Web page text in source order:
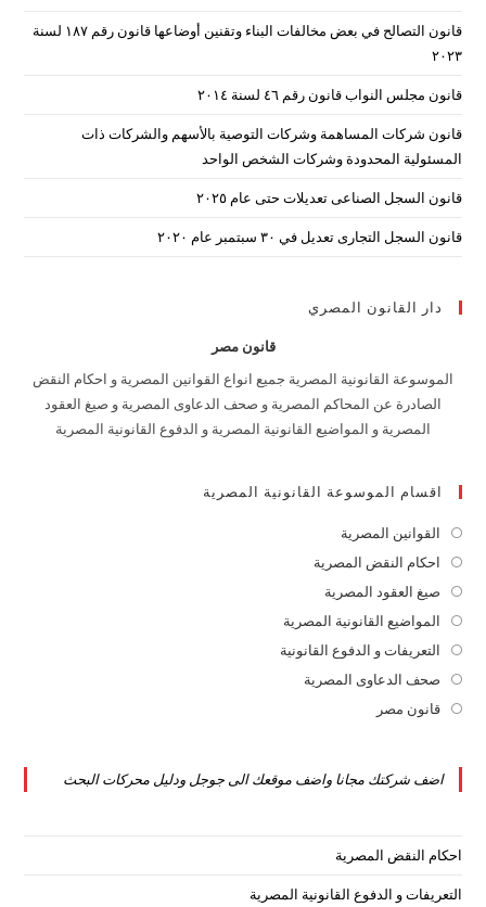
قانون التصالح في بعض مخالفات البناء وتقنين أوضاعها قانون رقم ۱۸۷ لسنة
۲۰۲۳
قانون مجلس النواب قانون رقم ٤٦ لسنة ٢٠١٤
قانون شركات المساهمة وشركات التوصية بالأسهم والشركات ذات
المسئولية المحدودة وشركات الشخص الواحد
قانون السجل الصناعى تعديلات حتى عام ٢٠٢٥
قانون السجل التجارى تعديل في ٣٠ سبتمبر عام ٢٠٢٠
دار القانون المصري
قانون مصر
الموسوعة القانونية المصرية جميع انواع القوانين المصرية و احكام النقض
الصادرة عن المحاكم المصرية و صحف الدعاوى المصرية و صيغ العقود
المصرية و المواضيع القانونية المصرية و الدفوع القانونية المصرية
اقسام الموسوعة القانونية المصرية
القوانين المصرية
in
new
tab
احكام النقض المصرية
a
new
صيغ العقود المصرية
in
a
new
المواضيع القانونية المصرية
inالتعريفات و الدفوع القانونية
صحف الدعاوى المصرية
tab
قانون مصر
new
اضف شركتك مجانا واضف موقعك الى جوجل ودليل محركات البحث
احكام النقض المصرية
التعريفات و الدفوع القانونية المصرية